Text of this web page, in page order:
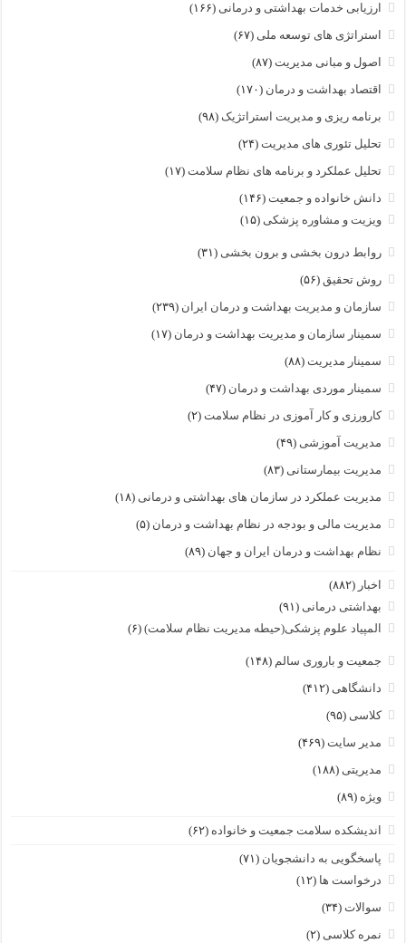
ارزیابی خدمات بهداشتی و درمانی (۱۶۶)
استراتژی های توسعه ملی (۶۷)
اصول و مبانی مدیریت (۸۷)
اقتصاد بهداشت و درمان (۱۷۰)
برنامه ریزی و مدیریت استراتژیک (۹۸)
تحلیل تئوری های مدیریت (۲۴)
تحلیل عملکرد و برنامه های نظام سلامت (۱۷)
دانش خانواده و جمعیت (۱۴۶)
ویزیت و مشاوره پزشکی (۱۵)
روابط درون بخشی و برون بخشی (۳۱)
روش تحقیق (۵۶)
سازمان و مدیریت بهداشت و درمان ایران (۲۳۹)
سمینار سازمان و مدیریت بهداشت و درمان (۱۷)
سمینار مدیریت (۸۸)
سمینار موردی بهداشت و درمان (۴۷)
کارورزی و کار آموزی در نظام سلامت (۲)
مدیریت آموزشی (۴۹)
مدیریت بیمارستانی (۸۳)
مدیریت عملکرد در سازمان های بهداشتی و درمانی (۱۸)
مدیریت مالی و بودجه در نظام بهداشت و درمان (۵)
نظام بهداشت و درمان ایران و جهان (۸۹)
اخبار (۸۸۲)
بهداشتی درمانی (۹۱)
المپیاد علوم پزشکی(حیطه مدیریت نظام سلامت) (۶)
جمعیت و باروری سالم (۱۴۸)
دانشگاهی (۴۱۲)
کلاسی (۹۵)
مدیر سایت (۴۶۹)
مدیریتی (۱۸۸)
ویژه (۸۹)
اندیشکده سلامت جمعیت و خانواده (۶۲)
پاسخگویی به دانشجویان (۷۱)
درخواست ها (۱۲)
سوالات (۳۴)
نمره کلاسی (۲)